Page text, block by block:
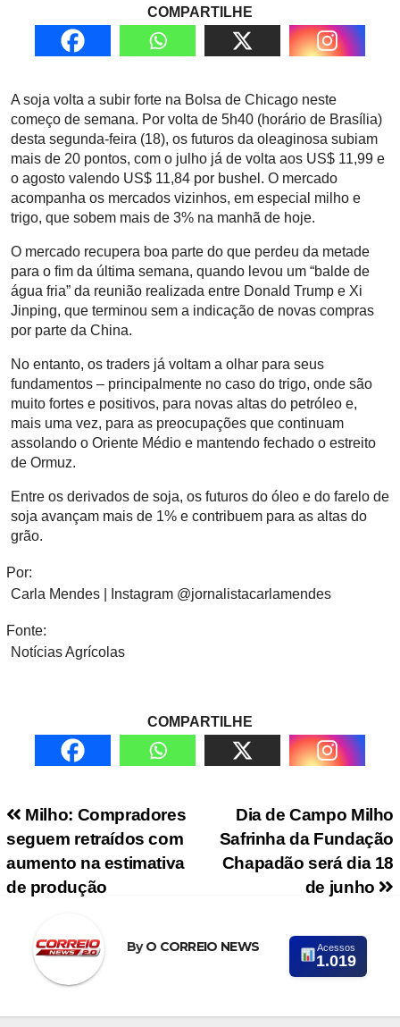
COMPARTILHE
A soja volta a subir forte na Bolsa de Chicago neste
começo de semana. Por volta de 5h40 (horário de Brasília)
desta segunda-feira (18), os futuros da oleaginosa subiam
mais de 20 pontos, com o julho já de volta aos US$ 11,99 e
o agosto valendo US$ 11,84 por bushel. O mercado
acompanha os mercados vizinhos, em especial milho e
trigo, que sobem mais de 3% na manhã de hoje.
O mercado recupera boa parte do que perdeu da metade
para o fim da última semana, quando levou um “balde de
água fria” da reunião realizada entre Donald Trump e Xi
Jinping, que terminou sem a indicação de novas compras
por parte da China.
No entanto, os traders já voltam a olhar para seus
fundamentos – principalmente no caso do trigo, onde são
muito fortes e positivos, para novas altas do petróleo e,
mais uma vez, para as preocupações que continuam
assolando o Oriente Médio e mantendo fechado o estreito
de Ormuz.
Entre os derivados de soja, os futuros do óleo e do farelo de
soja avançam mais de 1% e contribuem para as altas do
grão.
Por:
Carla Mendes | Instagram @jornalistacarlamendes
Fonte:
Notícias Agrícolas
COMPARTILHE
Navegação de PostDia de Campo Milho
Safrinha da Fundação
Chapadão será dia 18
de junho
Milho: Compradores
seguem retraídos com
aumento na estimativa
de produção
ByO CORREIO NEWS Acessos
1.019